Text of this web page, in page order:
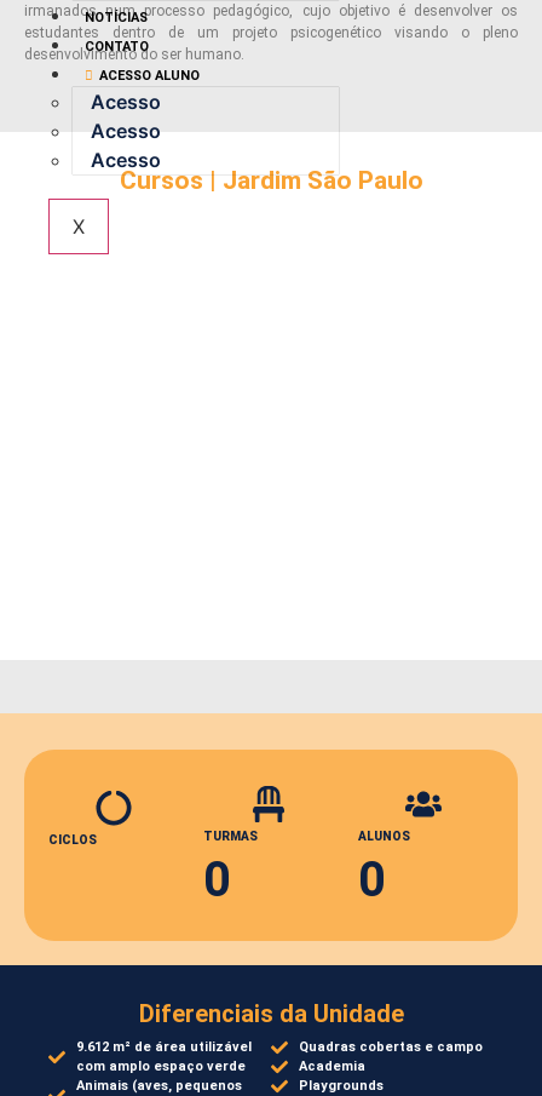
NOTÍCIAS
CONTATO
ACESSO ALUNO
Acesso
Acesso
Acesso
X
irmanados num processo pedagógico, cujo objetivo é desenvolver os
estudantes dentro de um projeto psicogenético visando o pleno
desenvolvimento do ser humano.
Cursos | Jardim São Paulo
CICLOS TURMAS
0
ALUNOS
0
Diferenciais da Unidade
9.612 m² de área utilizável
com amplo espaço verde
Animais (aves, pequenos
Quadras cobertas e campo
Academia
Playgrounds